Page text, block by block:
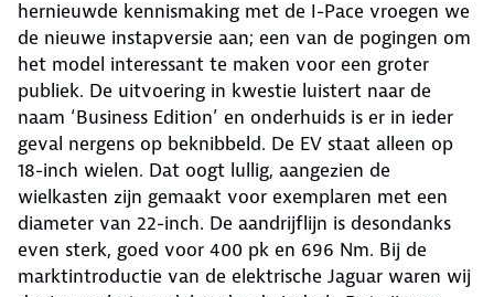
hernieuwde kennismaking met de I-Pace vroegen we
de nieuwe instapversie aan; een van de pogingen om
het model interessant te maken voor een groter
publiek. De uitvoering in kwestie luistert naar de
naam ‘Business Edition’ en onderhuids is er in ieder
geval nergens op beknibbeld. De EV staat alleen op
18-inch wielen. Dat oogt lullig, aangezien de
wielkasten zijn gemaakt voor exemplaren met een
diameter van 22-inch. De aandrijflijn is desondanks
even sterk, goed voor 400 pk en 696 Nm. Bij de
marktintroductie van de elektrische Jaguar waren wij